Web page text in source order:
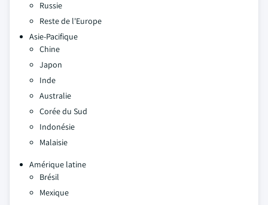
Russie
Reste de l'Europe
Asie-Pacifique
Chine
Japon
Inde
Australie
Corée du Sud
Indonésie
Malaisie
Amérique latine
Brésil
Mexique